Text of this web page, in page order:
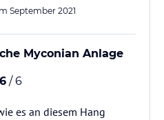
September 2021
Myconian Anlage
6 / 6
es an diesem Hang